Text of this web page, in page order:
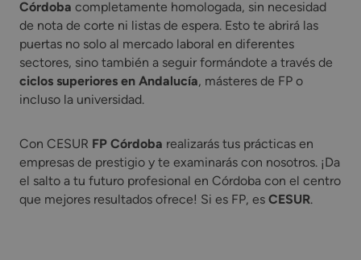
Córdoba completamente homologada, sin necesidad
de nota de corte ni listas de espera. Esto te abrirá las
puertas no solo al mercado laboral en diferentes
sectores, sino también a seguir formándote a través de
ciclos superiores en Andalucía, másteres de FP o
incluso la universidad.
Con CESUR FP Córdoba realizarás tus prácticas en
empresas de prestigio y te examinarás con nosotros. ¡Da
el salto a tu futuro profesional en Córdoba con el centro
que mejores resultados ofrece! Si es FP, es CESUR.